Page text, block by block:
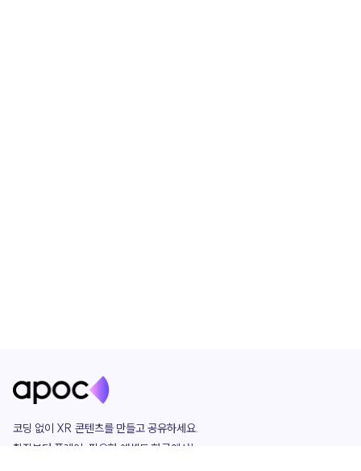
코딩 없이 XR 콘텐츠를 만들고 공유하세요.
창작부터 플레이, 필요한 애셋도 한곳에서!